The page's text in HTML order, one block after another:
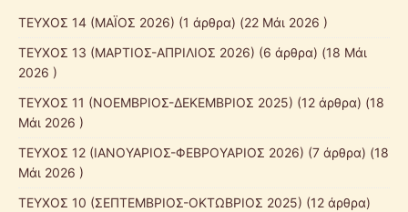
ΤΕΥΧΟΣ 14 (ΜΑΪΟΣ 2026) (1 άρθρα) (22 Μάι 2026 )
ΤΕΥΧΟΣ 13 (ΜΑΡΤΙΟΣ-ΑΠΡΙΛΙΟΣ 2026) (6 άρθρα) (18 Μάι
2026 )
ΤΕΥΧΟΣ 11 (ΝΟΕΜΒΡΙΟΣ-ΔΕΚΕΜΒΡΙΟΣ 2025) (12 άρθρα) (18
Μάι 2026 )
ΤΕΥΧΟΣ 12 (ΙΑΝΟΥΑΡΙΟΣ-ΦΕΒΡΟΥΑΡΙΟΣ 2026) (7 άρθρα) (18
Μάι 2026 )
ΤΕΥΧΟΣ 10 (ΣΕΠΤΕΜΒΡΙΟΣ-ΟΚΤΩΒΡΙΟΣ 2025) (12 άρθρα)